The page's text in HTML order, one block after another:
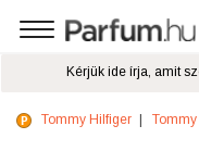
Tommy Hilfiger